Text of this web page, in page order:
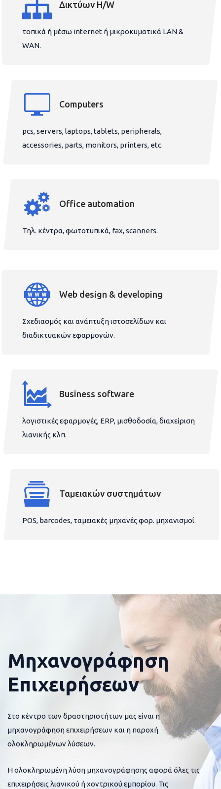
Δικτύων H/W
τοπικά ή μέσω internet ή μικροκυματικά LAN &
WAN.
Computers
pcs, servers, laptops, tablets, peripherals,
accessories, parts, monitors, printers, etc.
Office automation
Τηλ. κέντρα, φωτοτυπικά, fax, scanners.
Web design & developing
Σχεδιασμός και ανάπτυξη ιστοσελίδων και
διαδικτυακών εφαρμογών.
Business software
λογιστικές εφαρμογές, ERP, μισθοδοσία, διαχείριση
λιανικής κλπ.
Ταμειακών συστημάτων
POS, barcodes, ταμειακές μηχανές φορ. μηχανισμοί.
Μηχανογράφηση
Επιχειρήσεων
Στο κέντρο των δραστηριοτήτων μας είναι η
μηχανογράφηση επιχειρήσεων και η παροχή
ολοκληρωμένων λύσεων.
Η ολοκληρωμένη λύση μηχανογράφησης αφορά όλες τις
επιχειρήσεις λιανικού ή χοντρικού εμπορίου. Τις